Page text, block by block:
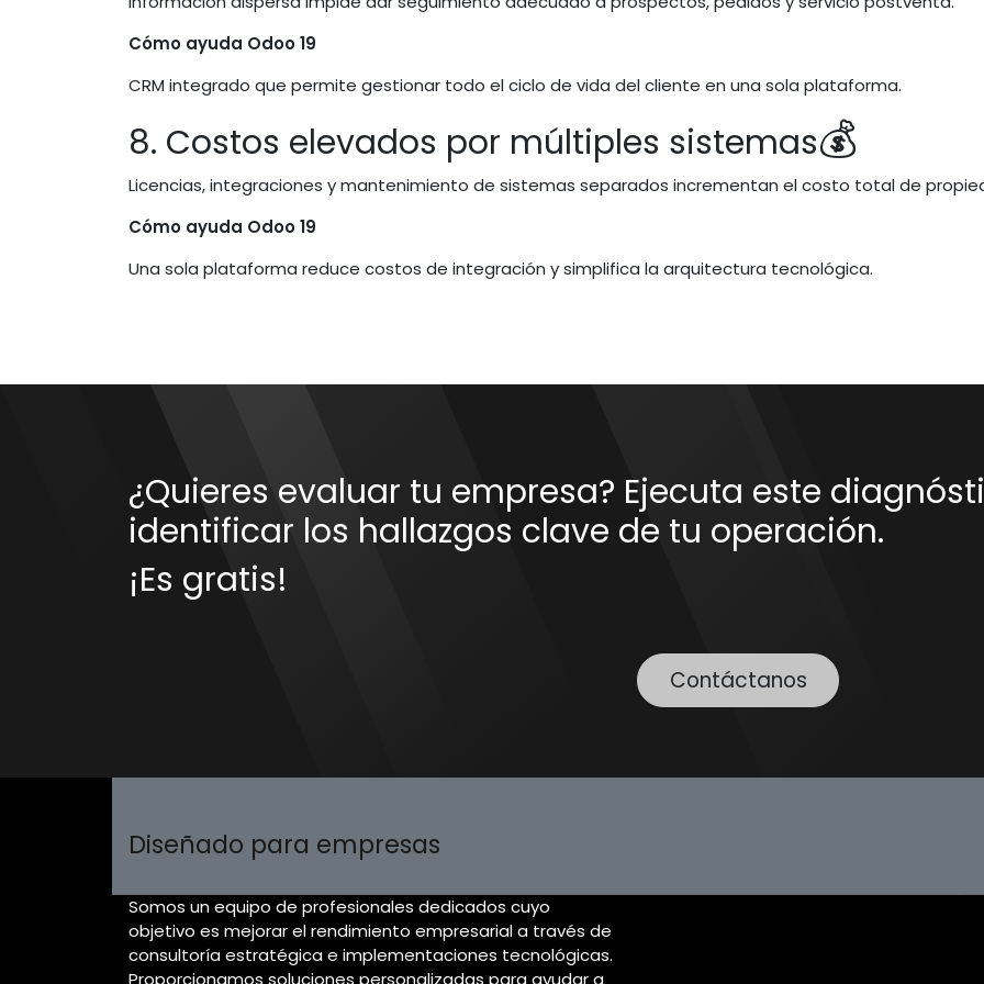
Cómo ayuda Odoo 19
CRM integrado que permite gestionar todo el ciclo de vida del cliente en una sola plataforma.
8. Costos elevados por múltiples sistemas💰
Licencias, integraciones y mantenimiento de sistemas separados incrementan el costo total de
Cómo ayuda Odoo 19
Una sola plataforma reduce costos de integración y simplifica la arquitectura tecnológica.
¿Quieres evaluar tu empresa? Ejecuta este
identificar los hallazgos clave de tu operación.
¡Es gratis!
Contáctanos
Diseñado para empresas
Somos un equipo de profesionales dedicados cuyo
objetivo es mejorar el rendimiento empresarial a través de
consultoría estratégica e implementaciones tecnológicas.
Proporcionamos soluciones personalizadas para ayudar a